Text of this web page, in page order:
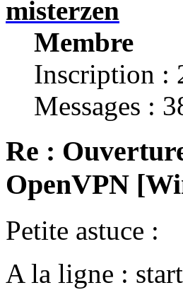
misterzen
Membre
Inscription :
Messages :
Re :
OpenVPN
Petite astuce :
A la ligne :